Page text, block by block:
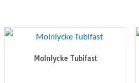
Molnlycke Tubifast